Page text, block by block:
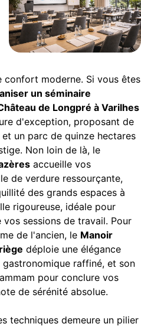
confort moderne. Si vous êtes
un séminaire
de Longpré à Varilhes
d'exception, proposant de
un parc de quinze hectares
Non loin de là, le
accueille vos
de verdure ressourçante,
des grands espaces à
rigoureuse, idéale pour
sessions de travail. Pour
de l'ancien, le Manoir
déploie une élégance
raffiné, et son
pour conclure vos
de sérénité absolue.
techniques demeure un pilier